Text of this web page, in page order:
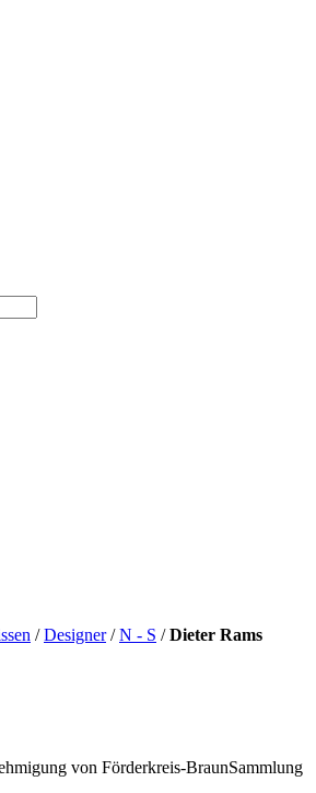
/Designer/N - S /Dieter Rams
von Förderkreis-BraunSammlung